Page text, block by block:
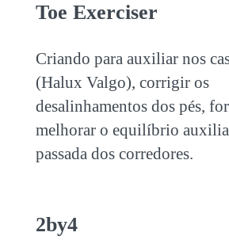
Toe Exerciser
Criando para auxiliar nos
(Halux Valgo), corrigir os
desalinhamentos dos pés,
melhorar o equilíbrio
passada dos corredores.
2by4